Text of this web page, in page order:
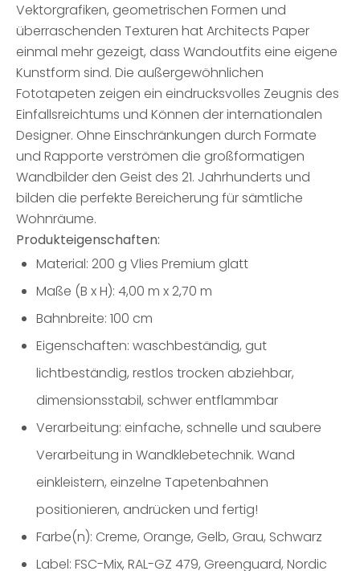
Vektorgrafiken, geometrischen Formen und
überraschenden Texturen hat Architects Paper
einmal mehr gezeigt, dass Wandoutfits eine eigene
Kunstform sind. Die außergewöhnlichen
Fototapeten zeigen ein eindrucksvolles Zeugnis des
Einfallsreichtums und Können der internationalen
Designer. Ohne Einschränkungen durch Formate
und Rapporte verströmen die großformatigen
Wandbilder den Geist des 21. Jahrhunderts und
bilden die perfekte Bereicherung für sämtliche
Wohnräume.
Produkteigenschaften:
Material: 200 g Vlies Premium glatt
Maße (B x H): 4,00 m x 2,70 m
Bahnbreite: 100 cm
Eigenschaften: waschbeständig, gut
lichtbeständig, restlos trocken abziehbar,
dimensionsstabil, schwer entflammbar
Verarbeitung: einfache, schnelle und saubere
Verarbeitung in Wandklebetechnik. Wand
einkleistern, einzelne Tapetenbahnen
positionieren, andrücken und fertig!
Farbe(n): Creme, Orange, Gelb, Grau, Schwarz
Label: FSC-Mix, RAL-GZ 479, Greenguard, Nordic